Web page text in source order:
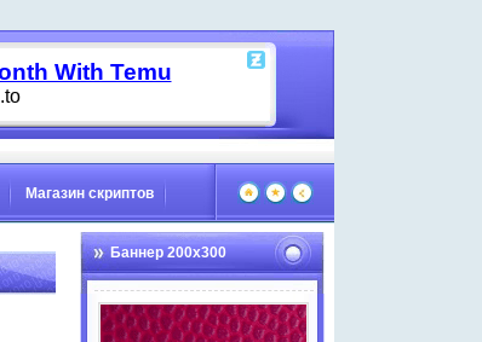
Магазин скриптов
Баннер 200х300